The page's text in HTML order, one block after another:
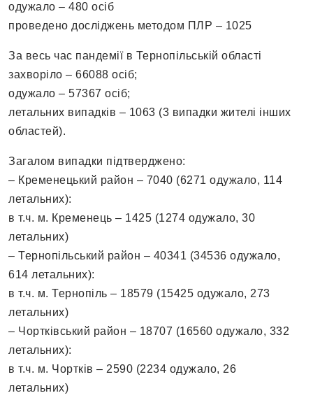
одужало – 480 осіб
проведено досліджень методом ПЛР – 1025
За весь час пандемії в Тернопільській області
захворіло – 66088 осіб;
одужало – 57367 осіб;
летальних випадків – 1063 (3 випадки жителі інших
областей).
Загалом випадки підтверджено:
– Кременецький район – 7040 (6271 одужало, 114
летальних):
в т.ч. м. Кременець – 1425 (1274 одужало, 30
летальних)
– Тернопільський район – 40341 (34536 одужало,
614 летальних):
в т.ч. м. Тернопіль – 18579 (15425 одужало, 273
летальних)
– Чортківський район – 18707 (16560 одужало, 332
летальних):
в т.ч. м. Чортків – 2590 (2234 одужало, 26
летальних)